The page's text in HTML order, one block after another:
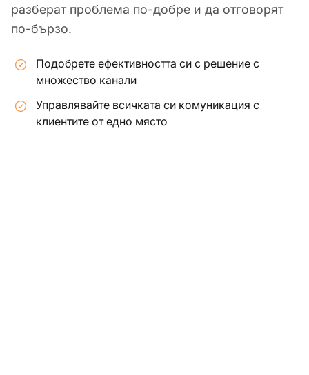
разберат проблема по-добре и да отговорят
по-бързо.
Подобрете ефективността си с решение с
множество канали
Управлявайте всичката си комуникация с
клиентите от едно място